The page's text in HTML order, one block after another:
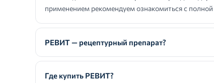
применением рекомендуем ознакомиться с полной
РЕВИТ — рецептурный препарат?
Где купить РЕВИТ?